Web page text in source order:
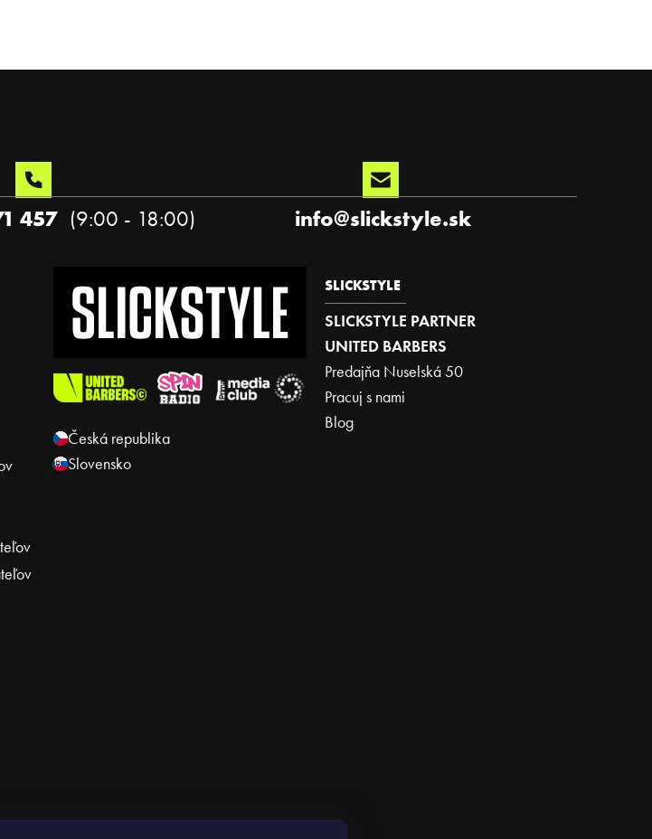
info@slickstyle.sk
457
Česká republika
Slovensko
SLICKSTYLE
SLICKSTYLE PARTNER
UNITED BARBERS
Predajňa Nuselská 50
Pracuj s nami
Blog